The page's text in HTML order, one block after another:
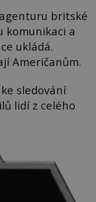
britské
komunikaci a
ukládá.
Američanům.
sledování
lidí z celého